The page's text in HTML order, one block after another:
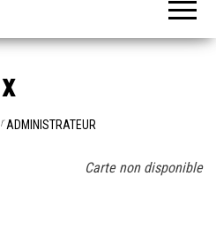
ADMINISTRATEUR
Carte non disponible